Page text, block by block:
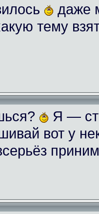
даже
тему
Я —
вот у